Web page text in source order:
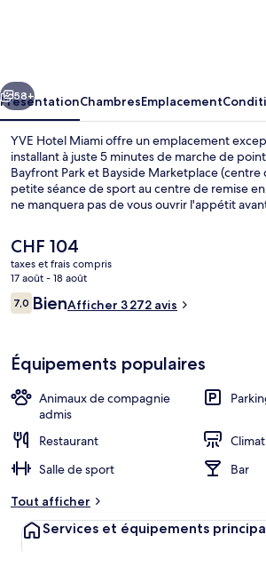
Suivant
58+
PrésentationChambresEmplacement
YVE Hotel Miami offre un emplacement
installant à juste 5 minutes de marche de
Bayfront Park et Bayside Marketplace (centre
petite séance de sport au centre de remise
ne manquera pas de vous ouvrir l'appétit
Kitchen and Socia. Kaseya Center et
commerçant) se trouvent par ailleurs à moins
Le personnel attentionné et l'emplacement
succès auprès des autres voyageurs.
très courte distance à pied des transports
First Street Metromover se trouve à 3 min et
Le
prix
actuel
est
de
CHF 104
taxes et frais compris
17 août - 18 août
Avis
voyageurs
7,07,0 sur 10
BienAfficher 3 272 avis
Équipements populaires
Animaux de compagnie
admis
Restaurant
Salle de sport
Bar
Tout afficher
Services et équipements